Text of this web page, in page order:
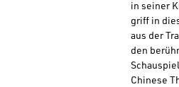
in seiner
griff in
aus der
den
Chinese